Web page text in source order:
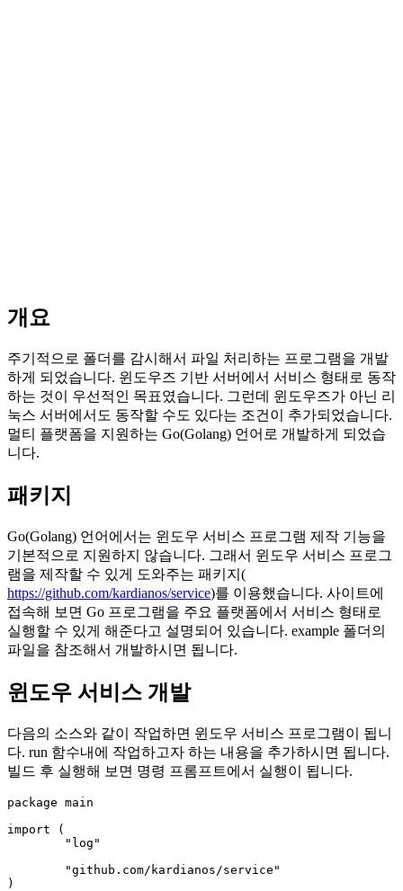
개요
주기적으로 폴더를 감시해서 파일 처리하는 프로그램을 개발
하게 되었습니다. 윈도우즈 기반 서버에서 서비스 형태로 동작
하는 것이 우선적인 목표였습니다. 그런데 윈도우즈가 아닌 리
눅스 서버에서도 동작할 수도 있다는 조건이 추가되었습니다.
멀티 플랫폼을 지원하는 Go(Golang) 언어로 개발하게 되었습
니다.
패키지
Go(Golang) 언어에서는 윈도우 서비스 프로그램 제작 기능을
기본적으로 지원하지 않습니다. 그래서 윈도우 서비스 프로그
램을 제작할 수 있게 도와주는 패키지(
https://github.com/kardianos/service)를 이용했습니다. 사이트에
접속해 보면 Go 프로그램을 주요 플랫폼에서 서비스 형태로
실행할 수 있게 해준다고 설명되어 있습니다. example 폴더의
파일을 참조해서 개발하시면 됩니다.
윈도우 서비스 개발
다음의 소스와 같이 작업하면 윈도우 서비스 프로그램이 됩니
다. run 함수내에 작업하고자 하는 내용을 추가하시면 됩니다.
빌드 후 실행해 보면 명령 프롬프트에서 실행이 됩니다.
package main
import (
)